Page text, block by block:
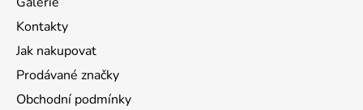
Kontakty
Jak nakupovat
Prodávané značky
Obchodní podmínky